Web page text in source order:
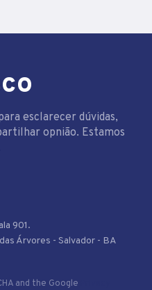
esclarecer dúvidas,
opnião. Estamos
901.
Árvores - Salvador - BA
and the Google